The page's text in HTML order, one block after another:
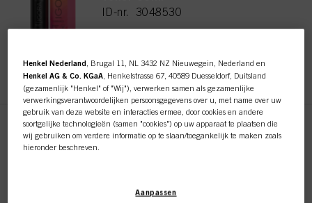
ID-nr. 3048530
REGISTEREN EN KOPEN
IGORA VIBRANCE 10-1 Cendré
Soft Toner 60ml
Henkel Nederland , Brugal 11, NL 3432 NZ Nieuwegein, Nederland en
Henkel AG & Co. KGaA , Henkelstrasse 67, 40589 Duesseldorf, Duitsland
(gezamenlijk "Henkel" of "Wij"), verwerken samen als gezamenlijke
verwerkingsverantwoordelijken persoonsgegevens over u, met name over uw
gebruik van deze website en interacties ermee, door cookies en andere
soortgelijke technologieën (samen "cookies") op uw apparaat te plaatsen die
wij gebruiken om verdere informatie op te slaan/toegankelijk te maken zoals
hieronder beschreven.
aangegeven in onze Gegevensbeschermingsverklaring waarnaar een link in
Aanpassen